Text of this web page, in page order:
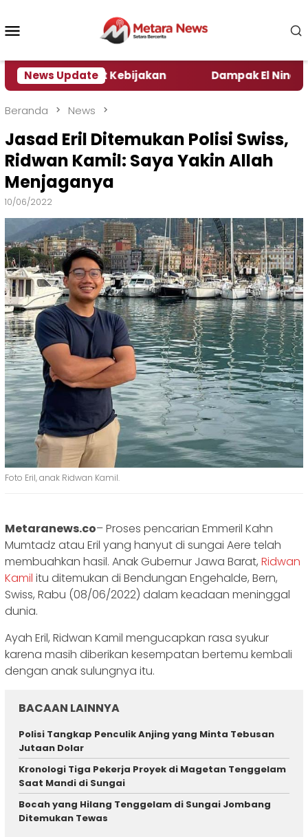
konten
News Update
Kebijakan Dampak El Nino,
Beranda News
Jasad Eril Ditemukan Polisi Swiss,
Ridwan Kamil: Saya Yakin Allah
Menjaganya
10/06/2022
Foto Eril, anak Ridwan Kamil.
Metaranews.co– Proses pencarian Emmeril Kahn
Mumtadz atau Eril yang hanyut di sungai Aere telah
membuahkan hasil. Anak Gubernur Jawa Barat, Ridwan
Kamil itu ditemukan di Bendungan Engehalde, Bern,
Swiss, Rabu (08/06/2022) dalam keadaan meninggal
dunia.
Ayah Eril, Ridwan Kamil mengucapkan rasa syukur
karena masih diberikan kesempatan bertemu kembali
dengan anak sulungnya itu.
BACAAN LAINNYA
Polisi Tangkap Penculik Anjing yang Minta Tebusan
Jutaan Dolar
Kronologi Tiga Pekerja Proyek di Magetan Tenggelam
Saat Mandi di Sungai
Bocah yang Hilang Tenggelam di Sungai Jombang
Ditemukan Tewas